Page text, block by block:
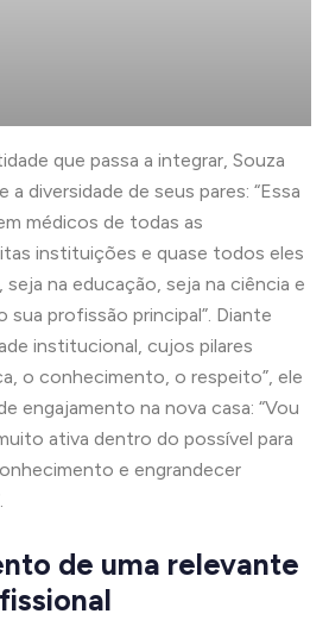
que passa a integrar, Souza
diversidade de seus pares: “Essa
médicos de todas as
instituições e quase todos eles
na educação, seja na ciência e
sua profissão principal”. Diante
institucional, cujos pilares
o conhecimento, o respeito”, ele
engajamento na nova casa: “Vou
ativa dentro do possível para
e engrandecer
de uma relevante